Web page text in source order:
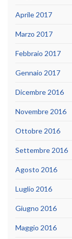
Aprile 2017
Marzo 2017
Febbraio 2017
Gennaio 2017
Dicembre 2016
Novembre 2016
Ottobre 2016
Settembre 2016
Agosto 2016
Luglio 2016
Giugno 2016
Maggio 2016